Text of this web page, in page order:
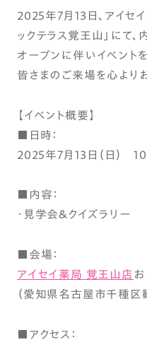
2025年7月13日、アイセ
ックテラス覚王山」にて
オープンに伴いイベント
皆さまのご来場を心より
【イベント概要】
■日時：
2025年7月13日（日）
■内容：
・見学会＆クイズラリー
■会場：
アイセイ薬局 覚王山店
（愛知県名古屋市千種区
■アクセス：